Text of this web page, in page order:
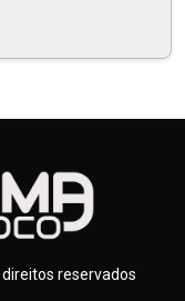
reservados